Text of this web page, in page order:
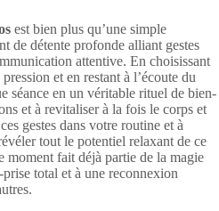
est bien plus qu’une simple
de détente profonde alliant gestes
attentive. En choisissant
et en restant à l’écoute du
séance en un véritable rituel de bien-
et à revitaliser à la fois le corps et
gestes dans votre routine et à
tout le potentiel relaxant de ce
moment fait déjà partie de la magie
total et à une reconnexion